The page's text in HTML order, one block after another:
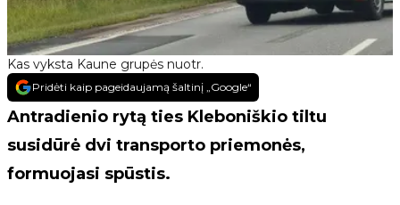
Kas vyksta Kaune grupės nuotr.
Pridėti kaip pageidaujamą šaltinį „Google“
Antradienio rytą ties Kleboniškio tiltu
susidūrė dvi transporto priemonės,
formuojasi spūstis.